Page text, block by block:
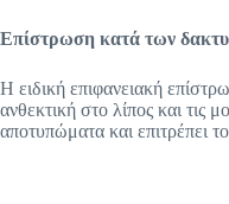
Επίστρωση κατά των
Η ειδική επιφανειακή
ανθεκτική στο λίπος και τις
αποτυπώματα και επιτρέπει